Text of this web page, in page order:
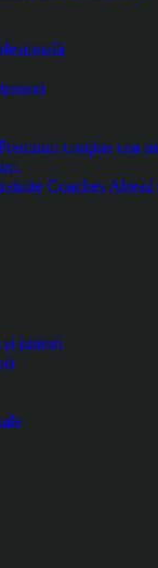
conține cea
Coaches
și juniori